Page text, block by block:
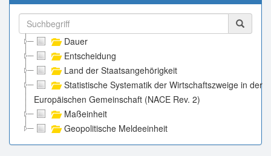
Dauer
Entscheidung
Land der Staatsangehörigkeit
Statistische Systematik der Wirtschaftszweige in der
Europäischen Gemeinschaft (NACE Rev. 2)
Maßeinheit
Geopolitische Meldeeinheit